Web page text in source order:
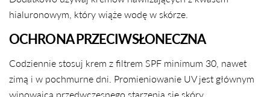
hialuronowym, który wiąże wodę w skórze.
OCHRONA PRZECIWSŁONECZNA
Codziennie stosuj krem z filtrem SPF minimum 30, nawet
zimą i w pochmurne dni. Promieniowanie UV jest głównym
winowajcą przedwczesnego starzenia się skóry.